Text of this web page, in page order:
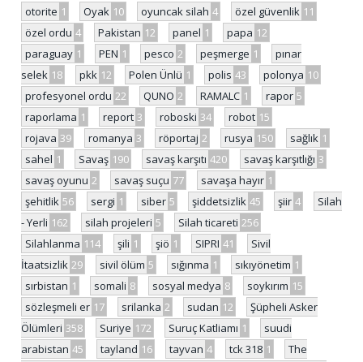
otorite 1 Oyak 10 oyuncak silah 4 özel güvenlik 11
özel ordu 4 Pakistan 12 panel 1 papa 12
paraguay 1 PEN 1 pesco 2 peşmerge 1
pınar
selek 18 pkk 12 Polen Ünlü 1 polis 43 polonya 10
profesyonel ordu 22 QUNO 2 RAMALC 1 rapor 5
raporlama 1 report 3 roboski 34 robot 15
rojava 39 romanya 3 röportaj 2 rusya 150 sağlık 1
sahel 1 Savaş 190 savaş karşıtı 420 savaş karşıtlığı 3
savaş oyunu 2 savaş suçu 77 savaşa hayır 1
şehitlik 56 sergi 1 siber 5 şiddetsizlik 45 şiir 4
Silah
- Yerli 162 silah projeleri 5 Silah ticareti 256
Silahlanma 114 şili 1 şiö 1 SIPRI 41
Sivil
İtaatsizlik 29 sivil ölüm 5 sığınma 1 sıkıyönetim 1
sırbistan 1 somali 8 sosyal medya 8 soykırım 15
sözleşmeli er 17 srilanka 2 sudan 12
Şüpheli Asker
Ölümleri 358 Suriye 172 Suruç Katliamı 1
suudi
arabistan 45 tayland 16 tayvan 4 tck 318 1
The